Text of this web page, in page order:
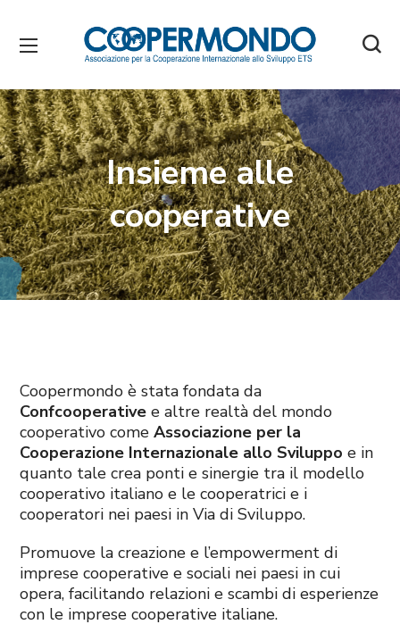
Insieme alle
cooperative
Coopermondo è stata fondata da
Confcooperative e altre realtà del mondo
cooperativo comeAssociazione per la
Cooperazione Internazionale allo Sviluppo e in
quanto tale crea ponti e sinergie tra il modello
cooperativo italiano e le cooperatrici e i
cooperatori nei paesi in Via di Sviluppo.
Promuove la creazione e l’empowerment di
imprese cooperative e sociali nei paesi in cui
opera, facilitando relazioni e scambi di esperienze
con le imprese cooperative italiane.